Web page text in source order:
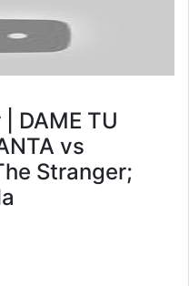
DAME TU
vs
Stranger;